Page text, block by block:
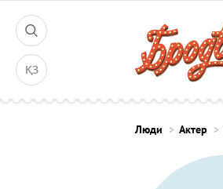
ҚЗ
Люди Актер